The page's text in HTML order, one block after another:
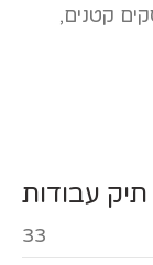
קטנים,
תיק עבודות
33